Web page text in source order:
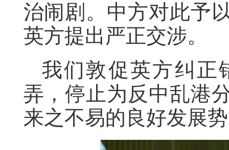
治闹剧。中方对此予
英方提出严正交涉。
我们敦促英方纠正
弄，停止为反中乱港
来之不易的良好发展